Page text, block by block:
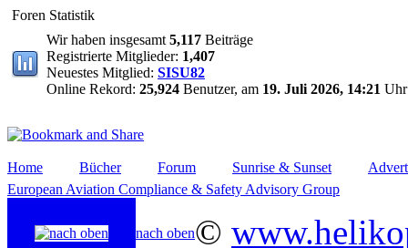
Foren Statistik
Wir haben insgesamt 5,117 Beiträge
Registrierte Mitglieder: 1,407
Neuestes Mitglied: SISU82
Online Rekord: 25,924 Benutzer, am 19. Juli 2026, 14:21 Uhr
Home Bücher Forum Sunrise & Sunset
European Aviation Compliance & Safety Advisory Group
nach oben©